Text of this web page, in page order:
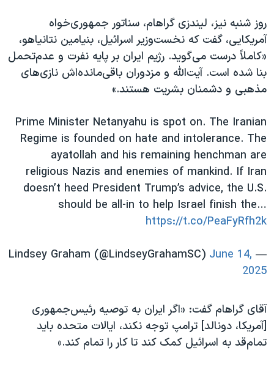
روز شنبه نیز، لیندزی گراهام، سناتور جمهوری‌خواه
آمریکایی، گفت که نخست‌وزیر اسرائيل، بنیامین نتانیاهو،
«کاملاً درست می‌گوید. رژیم ایران بر پایه نفرت و عدم‌تحمل
بنا شده است. آیت‌الله و مزدوران باقی‌مانده‌اش نازی‌های
مذهبی و دشمنان بشریت هستند.»
Prime Minister Netanyahu is spot on. The Iranian
Regime is founded on hate and intolerance. The
ayatollah and his remaining henchman are
religious Nazis and enemies of mankind. If Iran
doesn’t heed President Trump’s advice, the U.S.
should be all-in to help Israel finish the…
https://t.co/PeaFyRfh2k
— Lindsey Graham (@LindseyGrahamSC)
June 14,
2025
آقای گراهام گفت: «اگر ایران به توصیه رئیس‌جمهوری
[آمریکا، دونالد] ترامپ توجه نکند، ایالات متحده باید
تمام‌قد به اسرائیل کمک کند تا کار را تمام کند.»